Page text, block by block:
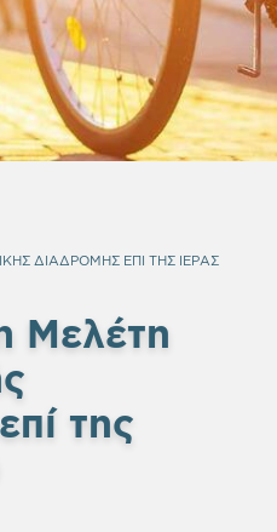
ΔΙΑΔΡΟΜΗΣ ΕΠΙ ΤΗΣ ΙΕΡΑΣ
Μελέτη
της